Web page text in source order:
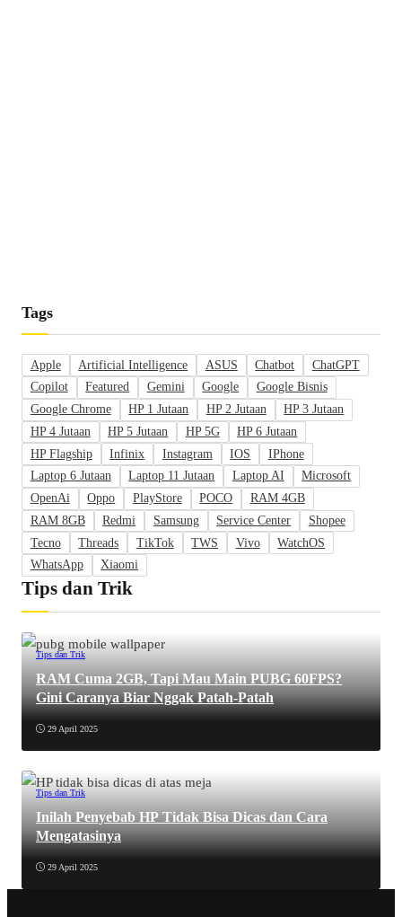
Tags
Apple Artificial Intelligence ASUS Chatbot
ChatGPT
Copilot
Featured Gemini Google
Google Bisnis
Google Chrome
HP 1 Jutaan HP 2 Jutaan
HP 3 Jutaan
HP 4 Jutaan
HP 5 Jutaan HP 5G
HP 6 Jutaan
HP Flagship
Infinix Instagram IOS
IPhone
Laptop 6 Jutaan
Laptop 11 Jutaan Laptop AI
Microsoft
OpenAi
Oppo PlayStore POCO
RAM 4GB
RAM 8GB
Redmi Samsung Service Center
Shopee
Tecno
Threads TikTok TWS Vivo
WatchOS
WhatsApp
Xiaomi
Tips dan Trik
Tips dan Trik
RAM Cuma 2GB, Tapi Mau Main PUBG 60FPS?
Gini Caranya Biar Nggak Patah-Patah
29 April 2025
Tips dan Trik
Inilah Penyebab HP Tidak Bisa Dicas dan Cara
Mengatasinya
29 April 2025